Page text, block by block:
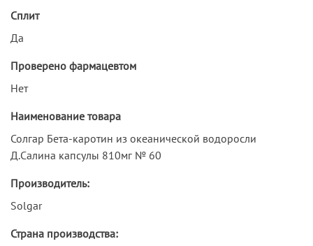
Сплит
Да
Проверено фармацевтом
Нет
Наименование товара
Солгар Бета-каротин из океанической водоросли
Д.Салина капсулы 810мг № 60
Производитель:
Solgar
Страна производства: